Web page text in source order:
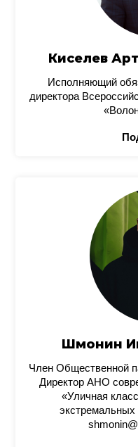
Киселев
Исполняющий
директора
Шмонин
Член Общественной
Директор АНО
«Уличная
экстремальных